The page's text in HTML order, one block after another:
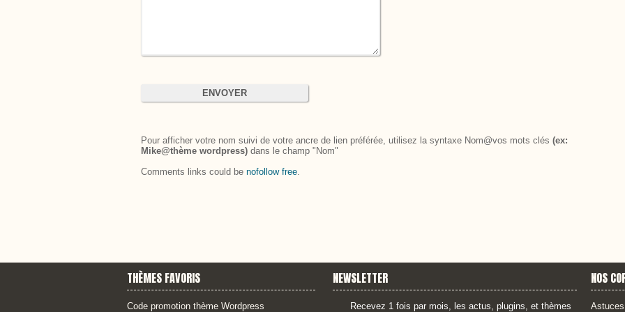
Pour afficher votre nom suivi de votre ancre de lien préférée, utilisez la syntaxe Nom@vos mots clés (ex:
Mike@thème wordpress) dans le champ "Nom"
Comments links could be nofollow free.
THÈMES FAVORIS
Code promotion thème Wordpress
NEWSLETTER
Recevez 1 fois par mois, les actus, plugins, et thèmes
NOS